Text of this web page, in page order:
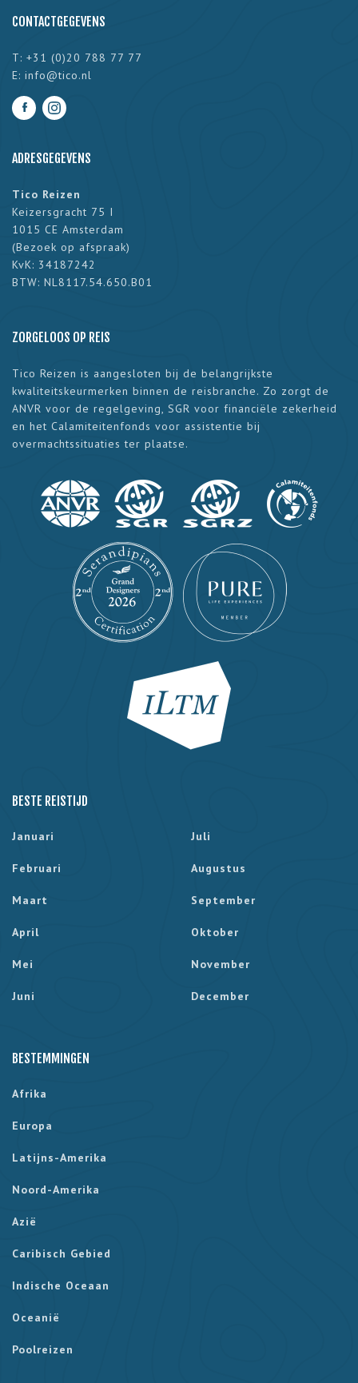
CONTACTGEGEVENS
T: +31 (0)20 788 77 77
E: info@tico.nl
ADRESGEGEVENS
Tico Reizen
Keizersgracht 75 I
1015 CE Amsterdam
(Bezoek op afspraak)
KvK: 34187242
BTW: NL8117.54.650.B01
ZORGELOOS OP REIS
Tico Reizen is aangesloten bij de belangrijkste
kwaliteitskeurmerken binnen de reisbranche. Zo zorgt de
ANVR voor de regelgeving, SGR voor financiële zekerheid
en het Calamiteitenfonds voor assistentie bij
overmachtssituaties ter plaatse.
BESTE REISTIJD
Januari
Februari
Maart
April
Mei
Juni
Juli
Augustus
September
Oktober
November
December
BESTEMMINGEN
Afrika
Europa
Latijns-Amerika
Noord-Amerika
Azië
Caribisch Gebied
Indische Oceaan
Oceanië
Poolreizen